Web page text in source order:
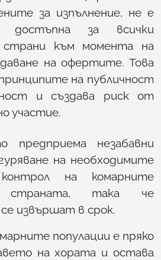
за изпълнение, не е
достъпна за всички
страни към момента на
на офертите. Това
на публичност
и създава риск от
участие.
предприема незабавни
на необходимите
на комарните
страната, така че
извършат в срок.
популации е пряко
на хората и остава